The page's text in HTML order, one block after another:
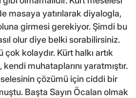
masaya yatırılarak diyalogla,
girmesi gerekiyor. Şimdi bu
olur diye belki sorabilirsiniz.
kolaydır. Kürt halkı artık
muhataplarını yaratmıştır.
çözümü için ciddi bir
Başta Sayın Öcalan olmak